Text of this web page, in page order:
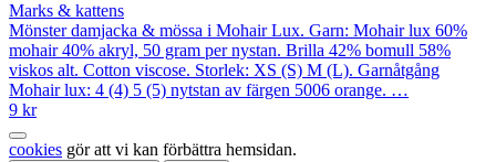
Marks & kattens
Mönster damjacka & mössa i Mohair Lux. Garn: Mohair lux 60%
mohair 40% akryl, 50 gram per nystan. Brilla 42% bomull 58%
viskos alt. Cotton viscose. Storlek: XS (S) M (L). Garnåtgång
Mohair lux: 4 (4) 5 (5) nytstan av färgen 5006 orange. …
9 kr
cookies gör att vi kan förbättra hemsidan.